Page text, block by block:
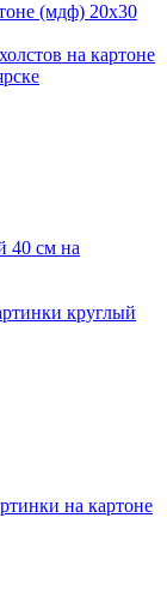
(мдф) 20x30
40 см на
на картоне